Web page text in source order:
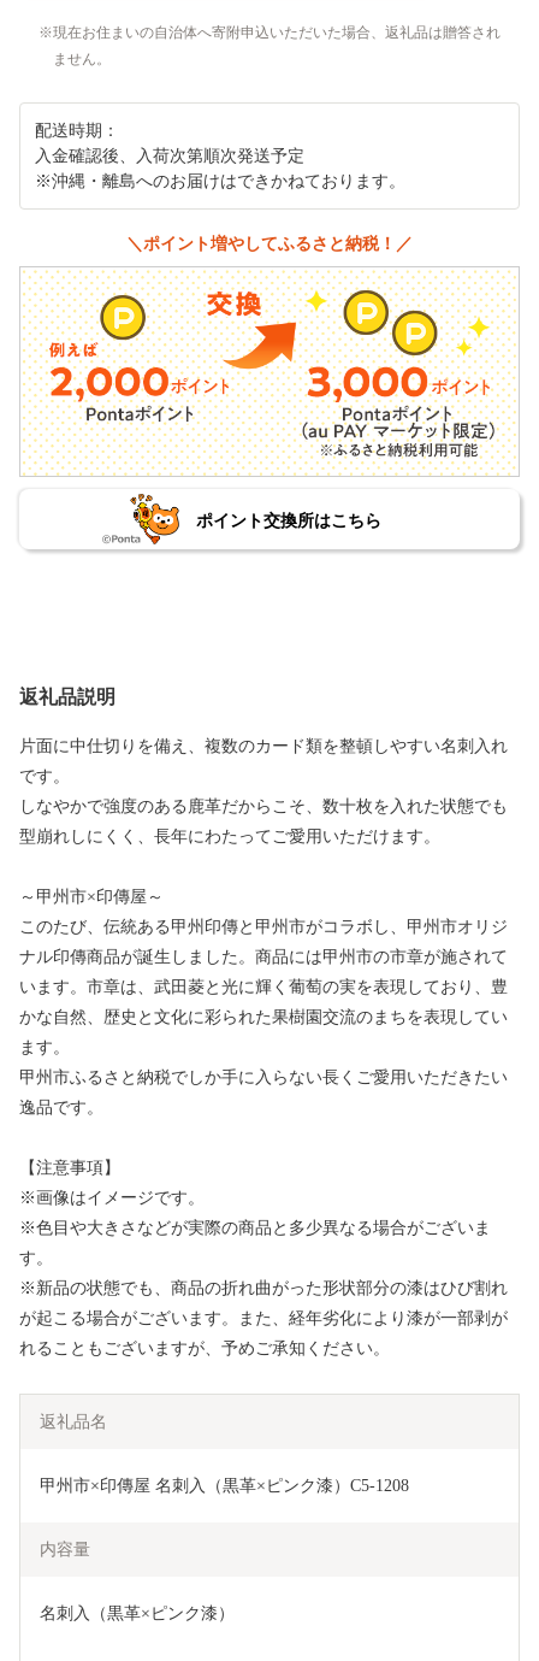
現在お住まいの自治体へ寄附申込いただいた場合、返礼品は贈答され
ません。
配送時期：
入金確認後、入荷次第順次発送予定
※沖縄・離島へのお届けはできかねております。
＼ポイント増やしてふるさと納税！／
ポイント交換所はこちら
返礼品説明
片面に中仕切りを備え、複数のカード類を整頓しやすい名刺入れ
です。
しなやかで強度のある鹿革だからこそ、数十枚を入れた状態でも
型崩れしにくく、長年にわたってご愛用いただけます。
～甲州市×印傳屋～
このたび、伝統ある甲州印傳と甲州市がコラボし、甲州市オリジ
ナル印傳商品が誕生しました。商品には甲州市の市章が施されて
います。市章は、武田菱と光に輝く葡萄の実を表現しており、豊
かな自然、歴史と文化に彩られた果樹園交流のまちを表現してい
ます。
甲州市ふるさと納税でしか手に入らない長くご愛用いただきたい
逸品です。
【注意事項】
※画像はイメージです。
※色目や大きさなどが実際の商品と多少異なる場合がございま
す。
※新品の状態でも、商品の折れ曲がった形状部分の漆はひび割れ
が起こる場合がございます。また、経年劣化により漆が一部剥が
れることもございますが、予めご承知ください。
返礼品名
甲州市×印傳屋 名刺入（黒革×ピンク漆）C5-1208
内容量
名刺入（黒革×ピンク漆）